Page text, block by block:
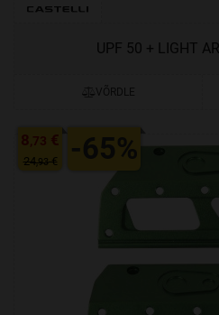
UPF 50 + LIGHT
VÕRDLE
8,73 €
24,93€ -65%